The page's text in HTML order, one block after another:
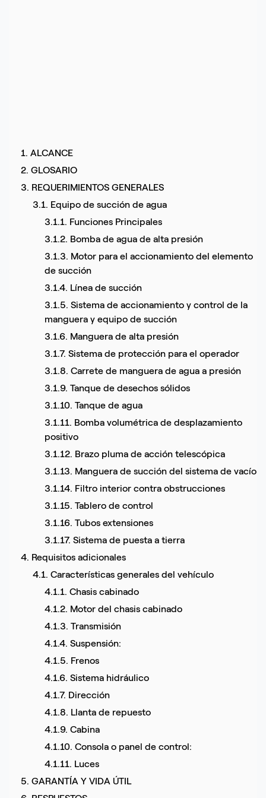
1. ALCANCE
2. GLOSARIO
3. REQUERIMIENTOS GENERALES
3.1. Equipo de succión de agua
3.1.1. Funciones Principales
3.1.2. Bomba de agua de alta presión
3.1.3. Motor para el accionamiento del elemento
de succión
3.1.4. Línea de succión
3.1.5. Sistema de accionamiento y control de la
manguera y equipo de succión
3.1.6. Manguera de alta presión
3.1.7. Sistema de protección para el operador
3.1.8. Carrete de manguera de agua a presión
3.1.9. Tanque de desechos sólidos
3.1.10. Tanque de agua
3.1.11. Bomba volumétrica de desplazamiento
positivo
3.1.12. Brazo pluma de acción telescópica
3.1.13. Manguera de succión del sistema de vacío
3.1.14. Filtro interior contra obstrucciones
3.1.15. Tablero de control
3.1.16. Tubos extensiones
3.1.17. Sistema de puesta a tierra
4. Requisitos adicionales
4.1. Características generales del vehículo
4.1.1. Chasis cabinado
4.1.2. Motor del chasis cabinado
4.1.3. Transmisión
4.1.4. Suspensión:
4.1.5. Frenos
4.1.6. Sistema hidráulico
4.1.7. Dirección
4.1.8. Llanta de repuesto
4.1.9. Cabina
4.1.10. Consola o panel de control:
4.1.11. Luces
5. GARANTÍA Y VIDA ÚTIL